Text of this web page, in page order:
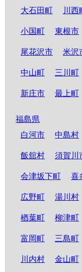
大石田町 川西
小国町 東根市
尾花沢市 米沢
中山町 三川町
新庄市 最上町
福島県
白河市
中島村
飯舘村 須賀川
会津坂下町 喜
広野町 湯川村
楢葉町 柳津町
富岡町 三島町
川内村 金山町